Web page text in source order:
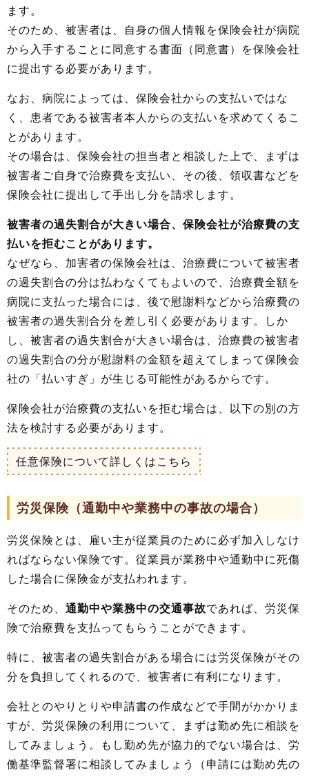
ます。
そのため、被害者は、自身の個人情報を保険会社が病院
から入手することに同意する書面（同意書）を保険会社
に提出する必要があります。
なお、病院によっては、保険会社からの支払いではな
く、患者である被害者本人からの支払いを求めてくるこ
とがあります。
その場合は、保険会社の担当者と相談した上で、まずは
被害者ご自身で治療費を支払い、その後、領収書などを
保険会社に提出して手出し分を請求します。
被害者の過失割合が大きい場合、保険会社が治療費の支
払いを拒むことがあります。
なぜなら、加害者の保険会社は、治療費について被害者
の過失割合の分は払わなくてもよいので、治療費全額を
病院に支払った場合には、後で慰謝料などから治療費の
被害者の過失割合分を差し引く必要があります。しか
し、被害者の過失割合が大きい場合は、治療費の被害者
の過失割合の分が慰謝料の金額を超えてしまって保険会
社の「払いすぎ」が生じる可能性があるからです。
保険会社が治療費の支払いを拒む場合は、以下の別の方
法を検討する必要があります。
任意保険について詳しくはこちら
労災保険（通勤中や業務中の事故の場合）
労災保険とは、雇い主が従業員のために必ず加入しなけ
ればならない保険です。従業員が業務中や通勤中に死傷
した場合に保険金が支払われます。
そのため、 通勤中や業務中の交通事故であれば、労災保
険で治療費を支払ってもらうことができます。
特に、被害者の過失割合がある場合には労災保険がその
分を負担してくれるので、被害者に有利になります。
会社とのやりとりや申請書の作成などで手間がかかりま
すが、労災保険の利用について、まずは勤め先に相談を
してみましょう。もし勤め先が協力的でない場合は、労
働基準監督署に相談してみましょう（申請には勤め先の